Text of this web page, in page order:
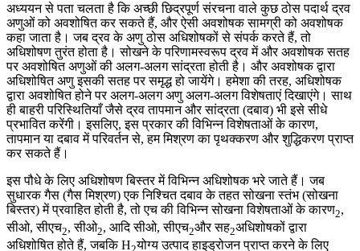
अध्ययन से पता चलता है कि अच्छी छिद्रपूर्ण संरचना वाले कुछ ठोस पदार्थ द्रव
अणुओं को अवशोषित कर सकते हैं, और ऐसी अवशोषक सामग्री को अवशोषक
कहा जाता है। जब द्रव के अणु ठोस अधिशोषकों से संपर्क करते हैं, तो
अधिशोषण तुरंत होता है। सोखने के परिणामस्वरूप द्रव में और अवशोषक सतह
पर अवशोषित अणुओं की अलग-अलग सांद्रता होती है। और अवशोषक द्वारा
अधिशोषित अणु इसकी सतह पर समृद्ध हो जायेंगे। हमेशा की तरह, अधिशोषक
द्वारा अवशोषित होने पर अलग-अलग अणु अलग-अलग विशेषताएं दिखाएंगे। साथ
ही बाहरी परिस्थितियाँ जैसे द्रव तापमान और सांद्रता (दबाव) भी इसे सीधे
प्रभावित करेंगी। इसलिए, इस प्रकार की विभिन्न विशेषताओं के कारण,
तापमान या दबाव में परिवर्तन से, हम मिश्रण का पृथक्करण और शुद्धिकरण प्राप्त
कर सकते हैं।
इस पौधे के लिए अधिशोषण बिस्तर में विभिन्न अधिशोषक भरे जाते हैं। जब
सुधारक गैस (गैस मिश्रण) एक निश्चित दबाव के तहत सोखना स्तंभ (सोखना
बिस्तर) में प्रवाहित होती है, तो एच की विभिन्न सोखना विशेषताओं के कारण2,
सीओ, सीएच2, सीओ2, आदि सीओ, सीएच2और सह2अधिशोषकों द्वारा
अधिशोषित होते हैं, जबकि H योग्य उत्पाद हाइड्रोजन प्राप्त करने के लिए